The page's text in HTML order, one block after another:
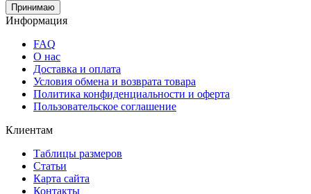
Принимаю
Информация
FAQ
О нас
Доставка и оплата
Условия обмена и возврата товара
Политика конфиденциальности и оферта
Пользовательское соглашение
Клиентам
Таблицы размеров
Статьи
Карта сайта
Контакты